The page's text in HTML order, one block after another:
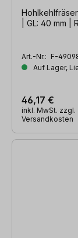
Hohlkehlfräser
| GL: 40 mm |
Art.-Nr.: F-
Auf Lager,
46,17 €
inkl. MwSt. zzgl.
Versandkosten